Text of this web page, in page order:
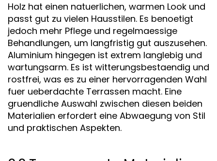
Holz hat einen natuerlichen, warmen Look und
passt gut zu vielen Hausstilen. Es benoetigt
jedoch mehr Pflege und regelmaessige
Behandlungen, um langfristig gut auszusehen.
Aluminium hingegen ist extrem langlebig und
wartungsarm. Es ist witterungsbestaendig und
rostfrei, was es zu einer hervorragenden Wahl
fuer ueberdachte Terrassen macht. Eine
gruendliche Auswahl zwischen diesen beiden
Materialien erfordert eine Abwaegung von Stil
und praktischen Aspekten.